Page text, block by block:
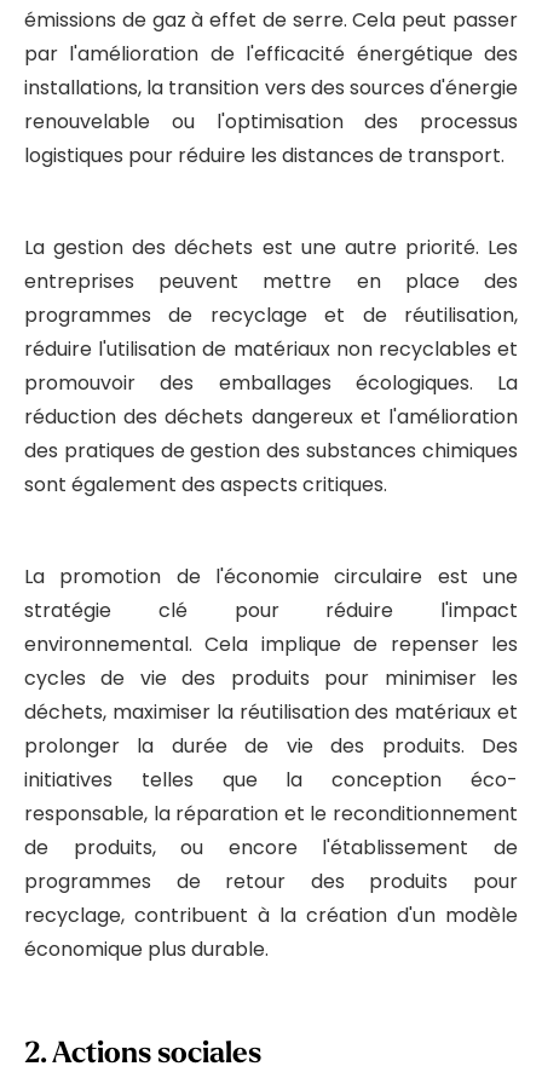
émissions de gaz à effet de serre. Cela peut passer
par l'amélioration de l'efficacité énergétique des
installations, la transition vers des sources d'énergie
renouvelable ou l'optimisation des processus
logistiques pour réduire les distances de transport.
La gestion des déchets est une autre priorité. Les
entreprises peuvent mettre en place des
programmes de recyclage et de réutilisation,
réduire l'utilisation de matériaux non recyclables et
promouvoir des emballages écologiques. La
réduction des déchets dangereux et l'amélioration
des pratiques de gestion des substances chimiques
sont également des aspects critiques.
La promotion de l'économie circulaire est une
stratégie clé pour réduire l'impact
environnemental. Cela implique de repenser les
cycles de vie des produits pour minimiser les
déchets, maximiser la réutilisation des matériaux et
prolonger la durée de vie des produits. Des
initiatives telles que la conception éco-
responsable, la réparation et le reconditionnement
de produits, ou encore l'établissement de
programmes de retour des produits pour
recyclage, contribuent à la création d'un modèle
économique plus durable.
2.Actions sociales